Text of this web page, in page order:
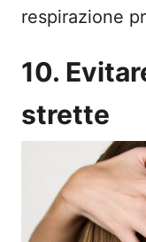
respirazione
10.
strette